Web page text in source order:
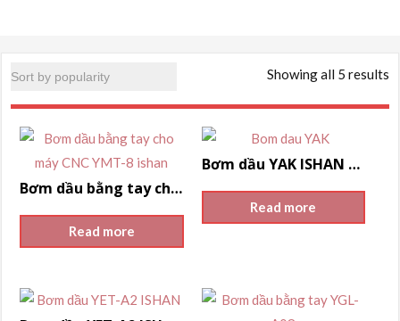
Showing all 5 results
Bơm dầu bằng tay cho máy CNC YMT-8 ISHAN
Read more
Bơm dầu YAK ISHAN cho máy CNC
Read more